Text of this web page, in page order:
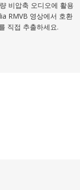
비압축 오디오에 활용
RMVB 영상에서 호환
직접 추출하세요.